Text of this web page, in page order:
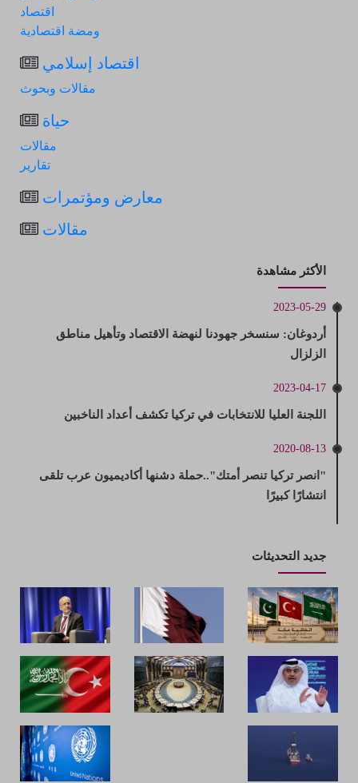
اقتصاد
ومضة اقتصادية
اقتصاد إسلامي
مقالات وبحوث
حياة
مقالات
تقارير
معارض ومؤتمرات
مقالات
الأكثر مشاهدة
2023-05-29
أردوغان: سنسخر جهودنا لنهضة الاقتصاد وتأهيل مناطق
الزلزال
2023-04-17
اللجنة العليا للانتخابات في تركيا تكشف أعداد الناخبين
2020-08-13
"انصر تركيا تنصر أمتك"..حملة دشنها أكاديميون عرب تلقى
انتشارًا كبيرًا
جديد التحديثات